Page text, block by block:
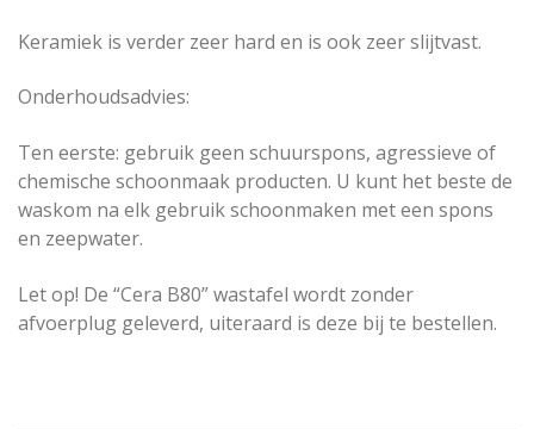
Keramiek is verder zeer hard en is ook zeer slijtvast.
Onderhoudsadvies:
Ten eerste: gebruik geen schuurspons, agressieve of
chemische schoonmaak producten. U kunt het beste de
waskom na elk gebruik schoonmaken met een spons
en zeepwater.
Let op! De “Cera B80” wastafel wordt zonder
afvoerplug geleverd, uiteraard is deze bij te bestellen.